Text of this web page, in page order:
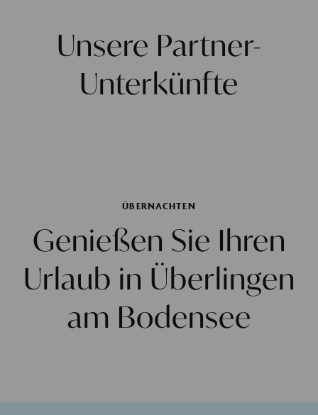
Unsere Partner-
Unterkünfte
ÜBERNACHTEN
Genießen Sie Ihren
Urlaub in Überlingen
am Bodensee